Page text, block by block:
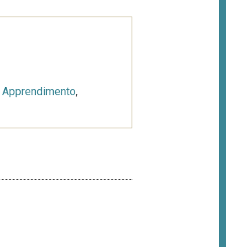
Apprendimento,